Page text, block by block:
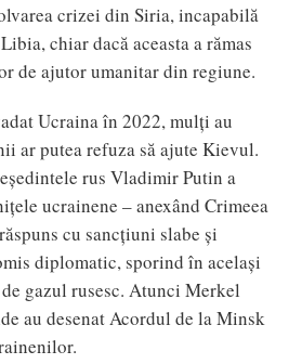
crizei din Siria, incapabilă
chiar dacă aceasta a rămas
de ajutor umanitar din regiune.
Ucraina în 2022, mulți au
ar putea refuza să ajute Kievul.
rus Vladimir Putin a
ucrainene – anexând Crimeea
cu sancțiuni slabe și
diplomatic, sporind în același
gazul rusesc. Atunci Merkel
au desenat Acordul de la Minsk